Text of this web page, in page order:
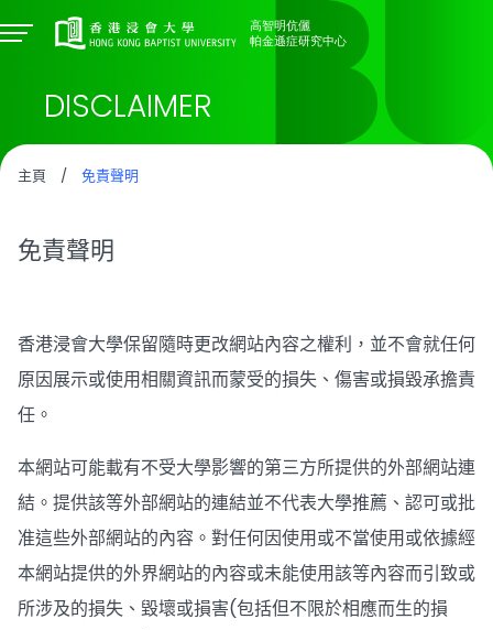
DISCLAIMER
主頁 / 免責聲明
免責聲明
香港浸會大學保留隨時更改網站內容之權利，並不會就任何
原因展示或使用相關資訊而蒙受的損失、傷害或損毀承擔責
任。
本網站可能載有不受大學影響的第三方所提供的外部網站連
結。提供該等外部網站的連結並不代表大學推薦、認可或批
准這些外部網站的內容。對任何因使用或不當使用或依據經
本網站提供的外界網站的內容或未能使用該等內容而引致或
所涉及的損失、毀壞或損害(包括但不限於相應而生的損